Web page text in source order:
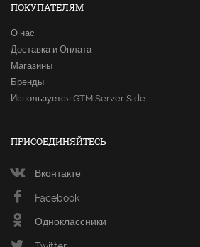
ПОКУПАТЕЛЯМ
О нас
Доставка и Оплата
Магазины
Бренды
Используется GTM Server Side
ПРИСОЕДИНЯЙТЕСЬ
Вконтакте
Facebook
Одноклассники